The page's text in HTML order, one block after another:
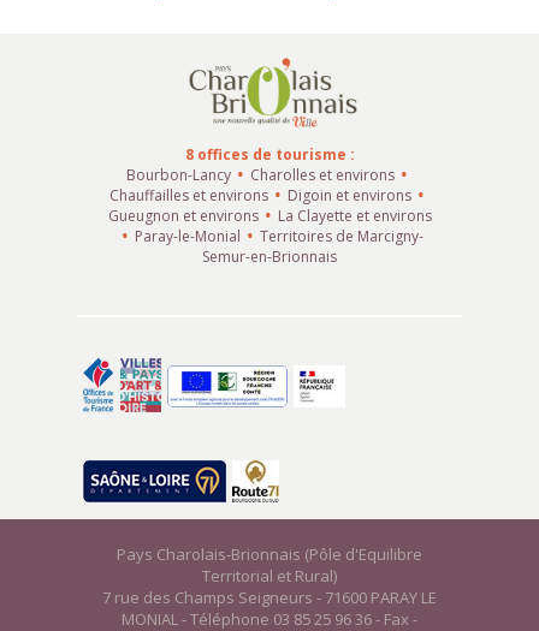
8 offices de tourisme :
Bourbon-Lancy
Charolles et environs
Chauffailles et environs
Digoin et environs
Gueugnon et environs
La Clayette et environs
Paray-le-Monial
Territoires de Marcigny-
Semur-en-Brionnais
Pays Charolais-Brionnais (Pôle d'Equilibre
Territorial et Rural)
7 rue des Champs Seigneurs - 71600 PARAY LE
MONIAL - Téléphone 03 85 25 96 36 - Fax -